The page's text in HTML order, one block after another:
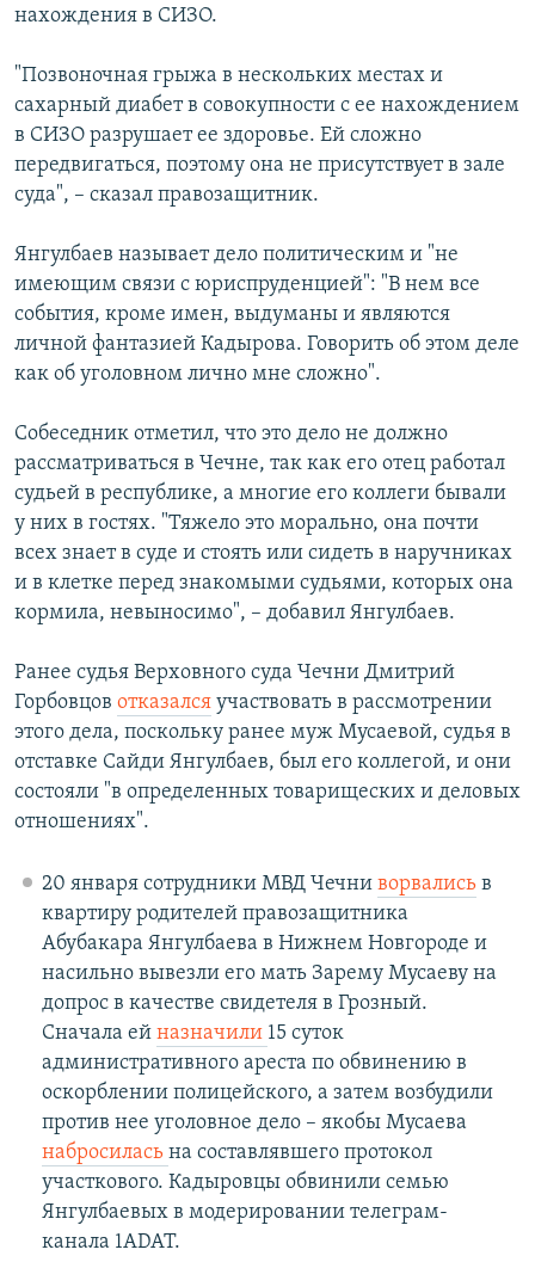
нахождения в СИЗО.
"Позвоночная грыжа в нескольких местах и
сахарный диабет в совокупности с ее нахождением
в СИЗО разрушает ее здоровье. Ей сложно
передвигаться, поэтому она не присутствует в зале
суда", – сказал правозащитник.
Янгулбаев называет дело политическим и "не
имеющим связи с юриспруденцией": "В нем все
события, кроме имен, выдуманы и являются
личной фантазией Кадырова. Говорить об этом деле
как об уголовном лично мне сложно".
Собеседник отметил, что это дело не должно
рассматриваться в Чечне, так как его отец работал
судьей в республике, а многие его коллеги бывали
у них в гостях. "Тяжело это морально, она почти
всех знает в суде и стоять или сидеть в наручниках
и в клетке перед знакомыми судьями, которых она
кормила, невыносимо", – добавил Янгулбаев.
Ранее судья Верховного суда Чечни Дмитрий
Горбовцов отказался участвовать в рассмотрении
этого дела, поскольку ранее муж Мусаевой, судья в
отставке Сайди Янгулбаев, был его коллегой, и они
состояли "в определенных товарищеских и деловых
отношениях".
20 января сотрудники МВД Чечни ворвалисьв
квартиру родителей правозащитника
Абубакара Янгулбаева в Нижнем Новгороде и
насильно вывезли его мать Зарему Мусаеву на
допрос в качестве свидетеля в Грозный.
Сначала ей назначили 15 суток
административного ареста по обвинению в
оскорблении полицейского, а затем возбудили
против нее уголовное дело – якобы Мусаева
набросилась на составлявшего протокол
участкового. Кадыровцы обвинили семью
Янгулбаевых в модерировании телеграм-
канала 1ADAT.